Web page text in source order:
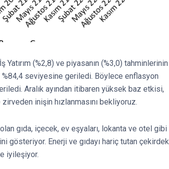
Yatırım (%2,8) ve piyasanın (%3,0) tahminlerinin
seviyesine geriledi. Böylece enflasyon
Aralık ayından itibaren yüksek baz etkisi,
inişin hızlanmasını bekliyoruz.
gıda, içecek, ev eşyaları, lokanta ve otel gibi
gösteriyor. Enerji ve gıdayı hariç tutan çekirdek
iyileşiyor.